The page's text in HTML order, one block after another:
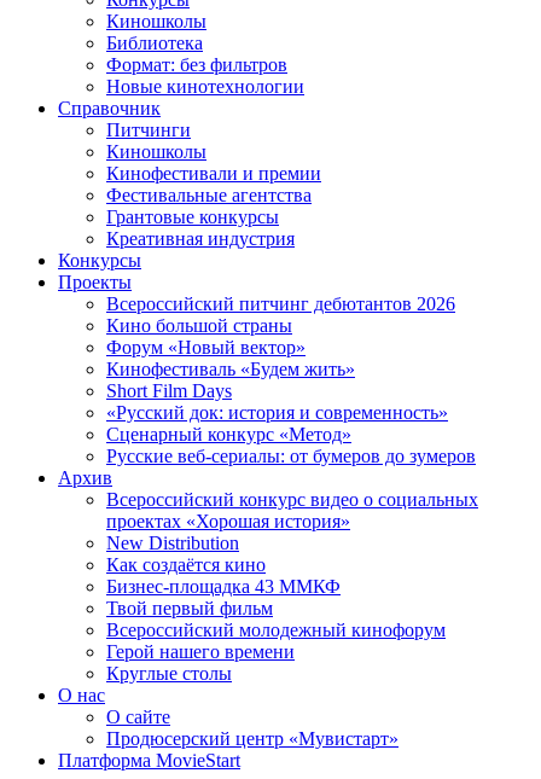
Киношколы
Библиотека
Формат: без фильтров
Новые кинотехнологии
Справочник
Питчинги
Киношколы
Кинофестивали и премии
Фестивальные агентства
Грантовые конкурсы
Креативная индустрия
Конкурсы
Проекты
Всероссийский питчинг дебютантов 2026
Кино большой страны
Форум «Новый вектор»
Кинофестиваль «Будем жить»
Short Film Days
«Русский док: история и современность»
Сценарный конкурс «Метод»
Русские веб-сериалы: от бумеров до зумеров
Архив
Всероссийский конкурс видео о социальных
проектах «Хорошая история»
New Distribution
Как создаётся кино
Бизнес-площадка 43 ММКФ
Твой первый фильм
Всероссийский молодежный кинофорум
Герой нашего времени
Круглые столы
О нас
О сайте
Продюсерский центр «Мувистарт»
Платформа MovieStart